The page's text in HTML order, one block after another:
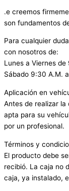
.e creemos
son fundamentos
Para cualquier
con nosotros de:
Lunes a Viernes
Sábado 9:30 A.M.
Aplicación en
Antes de realizar
apta para su
por un profesional.
Términos y
El producto debe
recibió. La caja no
caja, ya instalado,